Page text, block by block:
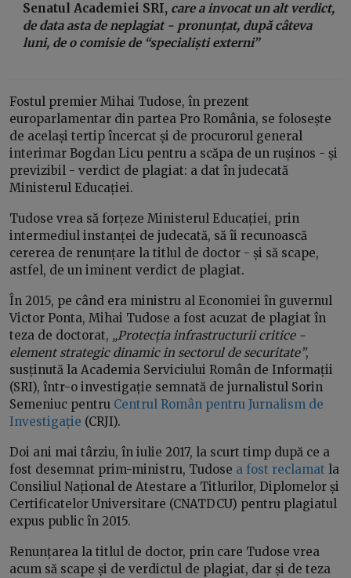
Senatul Academiei SRI, care a invocat un alt verdict,
de data asta de neplagiat - pronunțat, după câteva
luni, de o comisie de “specialiști externi”
Fostul premier Mihai Tudose, în prezent
europarlamentar din partea Pro România, se folosește
de același tertip încercat și de procurorul general
interimar Bogdan Licu pentru a scăpa de un rușinos - și
previzibil - verdict de plagiat: a dat în judecată
Ministerul Educației.
Tudose vrea să forțeze Ministerul Educației, prin
intermediul instanței de judecată, să îi recunoască
cererea de renunțare la titlul de doctor - și să scape,
astfel, de un iminent verdict de plagiat.
În 2015, pe când era ministru al Economiei în guvernul
Victor Ponta, Mihai Tudose a fost acuzat de plagiat în
teza de doctorat, „Protecția infrastructurii critice -
element strategic dinamic in sectorul de securitate”,
susținută la Academia Serviciului Român de Informații
(SRI), într-o investigație semnată de jurnalistul Sorin
Semeniuc pentru Centrul Român pentru Jurnalism de
Investigație (CRJI).
Doi ani mai târziu, în iulie 2017, la scurt timp după ce a
fost desemnat prim-ministru, Tudose a fost reclamat la
Consiliul Național de Atestare a Titlurilor, Diplomelor și
Certificatelor Universitare (CNATDCU) pentru plagiatul
expus public în 2015.
Renunțarea la titlul de doctor, prin care Tudose vrea
acum să scape și de verdictul de plagiat, dar și de teza